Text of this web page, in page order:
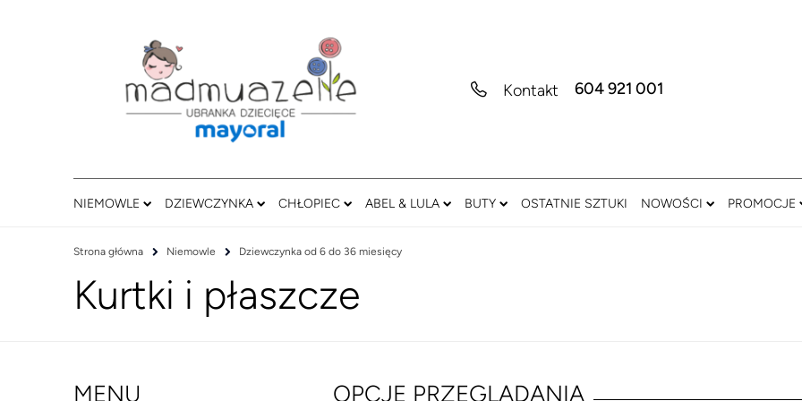
Kontakt 604 921 001
NIEMOWLE DZIEWCZYNKA CHŁOPIEC ABEL & LULA BUTY OSTATNIE SZTUKI NOWOŚCI PROMOCJE
Strona główna Niemowle Dziewczynka od 6 do 36 miesięcy
Kurtki i płaszcze
MENU OPCJE PRZEGLĄDANIA